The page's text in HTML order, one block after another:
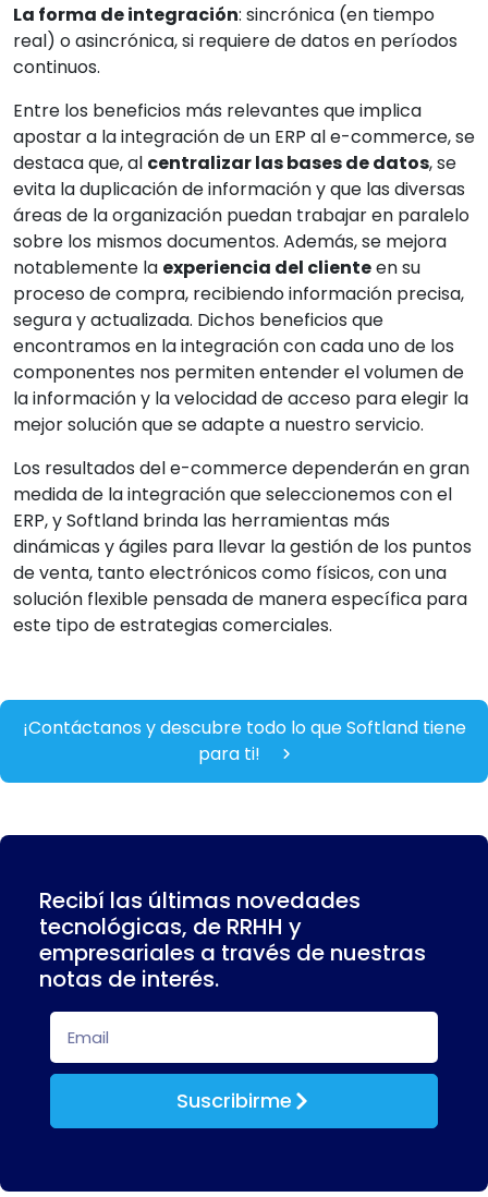
La forma de integración: sincrónica (en tiempo
real) o asincrónica, si requiere de datos en períodos
continuos.
Entre los beneficios más relevantes que implica
apostar a la integración de un ERP al e-commerce, se
destaca que, al centralizar las bases de datos, se
evita la duplicación de información y que las diversas
áreas de la organización puedan trabajar en paralelo
sobre los mismos documentos. Además, se mejora
notablemente la experiencia del clienteen su
proceso de compra, recibiendo información precisa,
segura y actualizada. Dichos beneficios que
encontramos en la integración con cada uno de los
componentes nos permiten entender el volumen de
la información y la velocidad de acceso para elegir la
mejor solución que se adapte a nuestro servicio.
Los resultados del e-commerce dependerán en gran
medida de la integración que seleccionemos con el
ERP, y Softland brinda las herramientas más
dinámicas y ágiles para llevar la gestión de los puntos
de venta, tanto electrónicos como físicos, con una
solución flexible pensada de manera específica para
este tipo de estrategias comerciales.
¡Contáctanos y descubre todo lo que Softland tiene
para ti!
Recibí las últimas novedades
tecnológicas, de RRHH y
empresariales a través de nuestras
notas de interés.
Suscribirme